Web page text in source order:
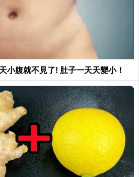
小腹就不見了! 肚子一天天變小！